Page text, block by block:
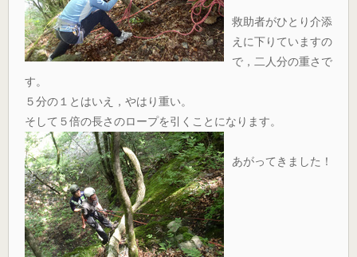
救助者がひとり介添
えに下りていますの
で，二人分の重さで
す。
５分の１とはいえ，やはり重い。
そして５倍の長さのロープを引くことになります。
あがってきました！